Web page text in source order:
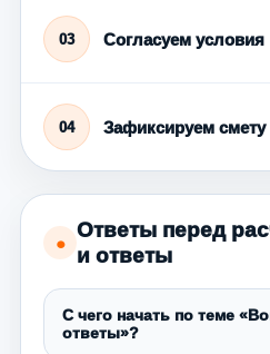
03 Согласуем условия
04 Зафиксируем смету
●
Ответы перед
и ответы
С чего начать по теме
ответы»?